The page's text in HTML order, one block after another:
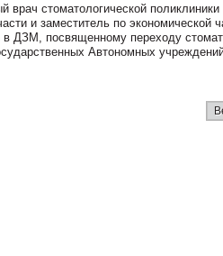
врач стоматологической
и заместитель по экономической
в ДЗМ, посвященному переходу
Автономных